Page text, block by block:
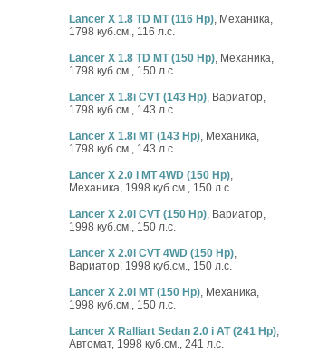
Lancer X 1.8 TD MT (116 Hp), Механика,
1798 куб.см., 116 л.с.
Lancer X 1.8 TD MT (150 Hp), Механика,
1798 куб.см., 150 л.с.
Lancer X 1.8i CVT (143 Hp), Вариатор,
1798 куб.см., 143 л.с.
Lancer X 1.8i MT (143 Hp), Механика,
1798 куб.см., 143 л.с.
Lancer X 2.0 i MT 4WD (150 Hp),
Механика, 1998 куб.см., 150 л.с.
Lancer X 2.0i CVT (150 Hp), Вариатор,
1998 куб.см., 150 л.с.
Lancer X 2.0i CVT 4WD (150 Hp),
Вариатор, 1998 куб.см., 150 л.с.
Lancer X 2.0i MT (150 Hp), Механика,
1998 куб.см., 150 л.с.
Lancer X Ralliart Sedan 2.0 i AT (241 Hp),
Автомат, 1998 куб.см., 241 л.с.